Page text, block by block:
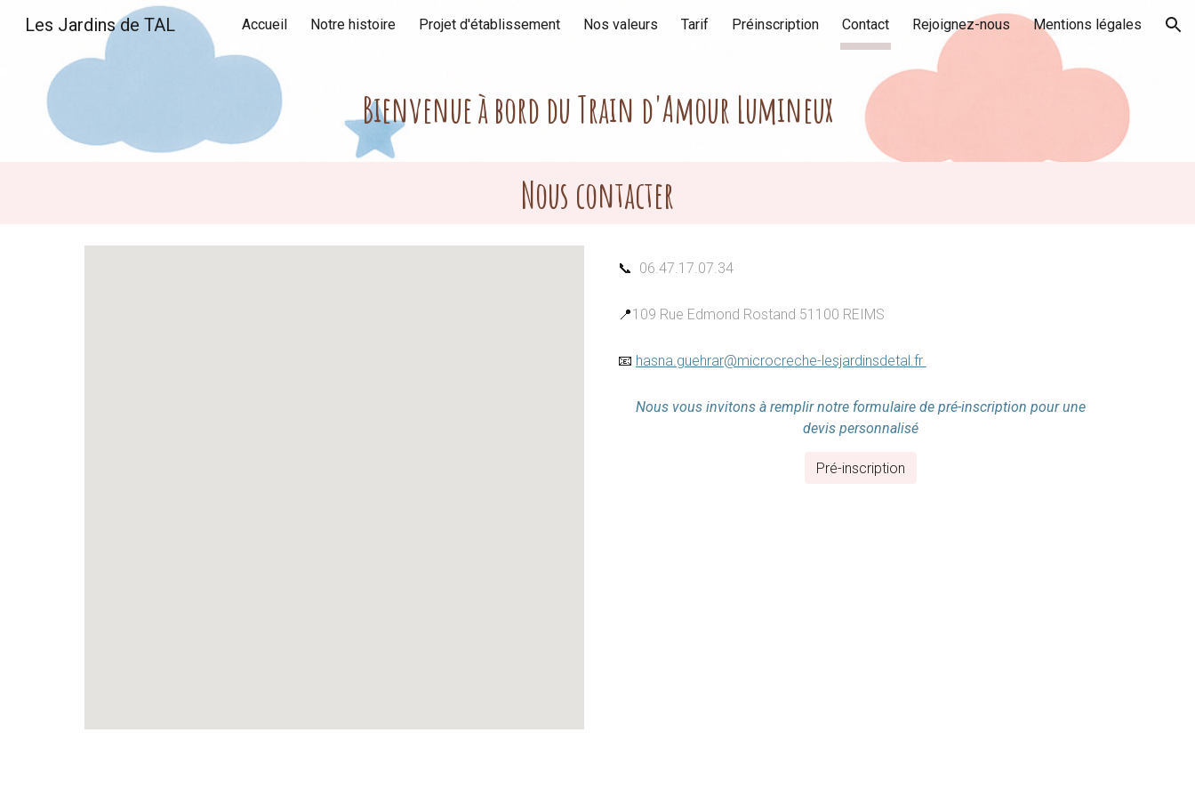
Skip to main content Skip to navigation
Les Jardins de TAL Accueil Notre histoire Projet d'établissement Nos valeurs Tarif Préinscription Contact Rejoignez-nous Mentions légales
Bienvenue à bord du Train d'Amour Lumineux
Nous contacter
📞 06.47.17.07.34
📍109 Rue Edmond Rostand 51100 REIMS
📧 hasna.guehrar@microcreche-lesjardinsdetal.fr
Nous vous invitons à remplir notre formulaire de pré-inscription pour une
devis personnalisé
Pré-inscription